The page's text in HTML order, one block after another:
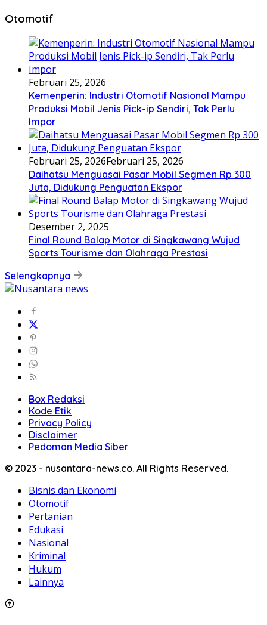
Otomotif
Februari 25, 2026
Kemenperin: Industri Otomotif Nasional Mampu
Produksi Mobil Jenis Pick-ip Sendiri, Tak Perlu
Impor
Februari 25, 2026Februari 25, 2026
Daihatsu Menguasai Pasar Mobil Segmen Rp 300
Juta, Didukung Penguatan Ekspor
Desember 2, 2025
Final Round Balap Motor di Singkawang Wujud
Sports Tourisme dan Olahraga Prestasi
Selengkapnya
Box Redaksi
Kode Etik
Privacy Policy
Disclaimer
Pedoman Media Siber
© 2023 - nusantara-news.co. All Rights Reserved.
Bisnis dan Ekonomi
Otomotif
Pertanian
Edukasi
Nasional
Kriminal
Hukum
Lainnya